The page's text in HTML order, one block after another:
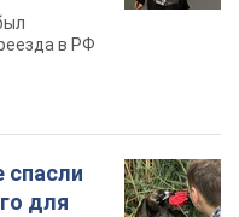
в РФ
спасли
для